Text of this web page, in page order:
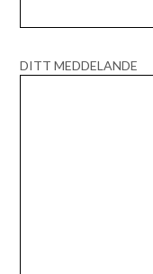
DITT MEDDELANDE